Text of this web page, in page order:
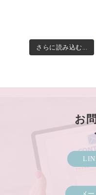
さらに読み込む...
お